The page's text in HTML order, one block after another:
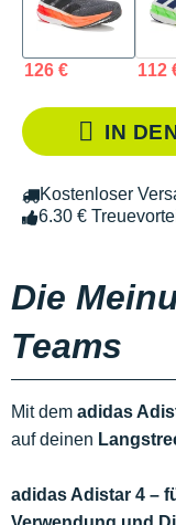
126 € 112
IN
Kostenloser
6.30 €
Die
Teams
Mit dem adidas
auf deinen
adidas Adistar 4 –